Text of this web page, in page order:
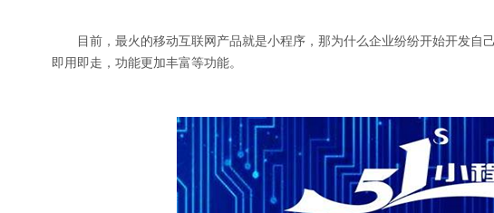
目前，最火的移动互联网产品就是小程序，那为什么企业纷纷开始开发自
即用即走，功能更加丰富等功能。